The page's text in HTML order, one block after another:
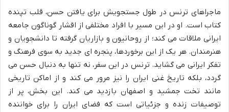
ماجراهای ترنس در طول جستجویش برای یافتن حسن، قلب تپنده
کتاب است. او در این مسیر با افراد مختلفی از اقشار گوناگون جامعه
ایرانی ملاقات می کند؛ از روحانیون و بازاریان گرفته تا دانشجویان و
هنرمندان. هر یک از این برخوردها، پنجره ای جدید به سوی فرهنگ و
تفکر ایرانی می گشاید. ترنس در این سفر، نه تنها به دنبال حسن می
گردد، بلکه تاریخ غنی ایران را نیز مرور می کند و از اماکن تاریخی
مانند تخت جمشید و اصفهان بازدید می کند. این بخش، پر از
توصیفات زنده و جزئیاتی است که فضای ایران را برای خواننده